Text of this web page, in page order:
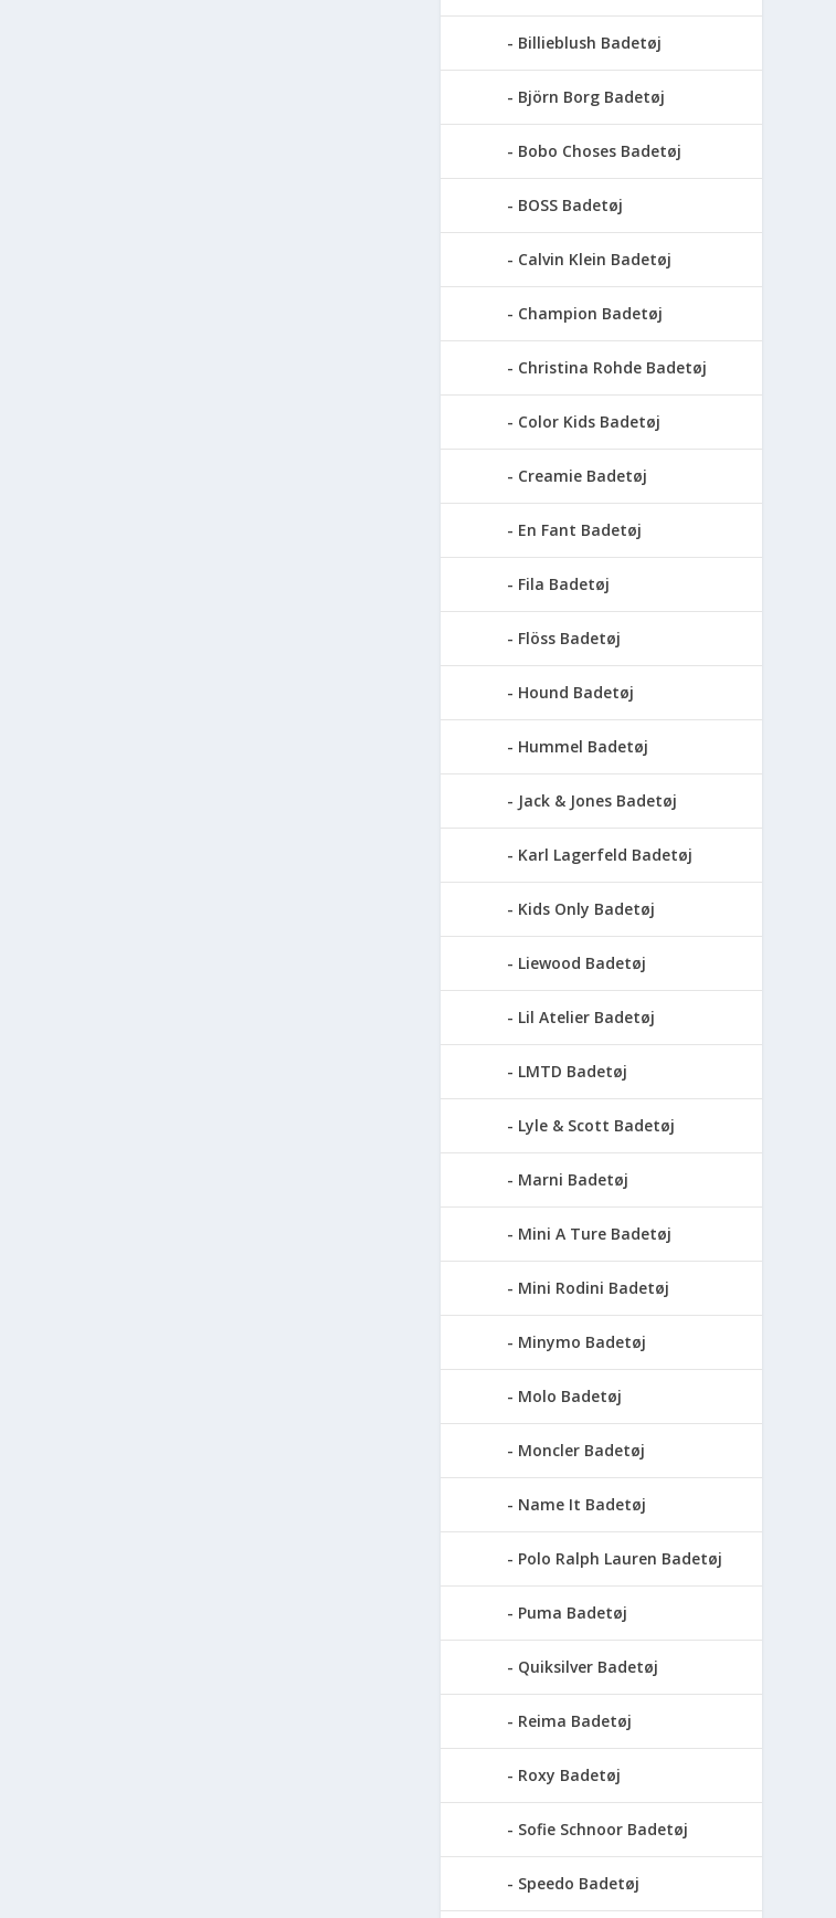
Billieblush Badetøj
Björn Borg Badetøj
Bobo Choses Badetøj
BOSS Badetøj
Calvin Klein Badetøj
Champion Badetøj
Christina Rohde Badetøj
Color Kids Badetøj
Creamie Badetøj
En Fant Badetøj
Fila Badetøj
Flöss Badetøj
Hound Badetøj
Hummel Badetøj
Jack & Jones Badetøj
Karl Lagerfeld Badetøj
Kids Only Badetøj
Liewood Badetøj
Lil Atelier Badetøj
LMTD Badetøj
Lyle & Scott Badetøj
Marni Badetøj
Mini A Ture Badetøj
Mini Rodini Badetøj
Minymo Badetøj
Molo Badetøj
Moncler Badetøj
Name It Badetøj
Polo Ralph Lauren Badetøj
Puma Badetøj
Quiksilver Badetøj
Reima Badetøj
Roxy Badetøj
Sofie Schnoor Badetøj
Speedo Badetøj